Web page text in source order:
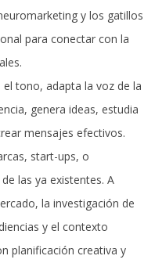
y los gatillos
para conectar con la
tono, adapta la voz de la
genera ideas, estudia
mensajes efectivos.
start-ups, o
las ya existentes. A
la investigación de
y el contexto
planificación creativa y